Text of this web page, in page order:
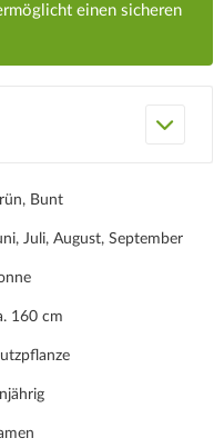
einen sicheren
Bunt
Juli, August, September
160 cm